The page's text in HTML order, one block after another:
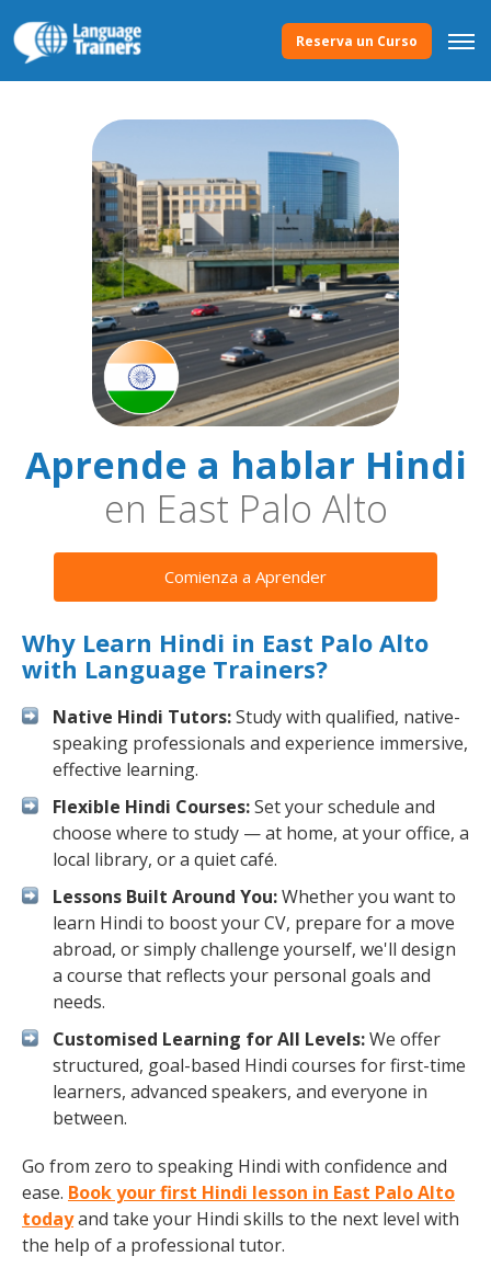
Reserva un Curso
Aprende a hablar Hindi
en East Palo Alto
Comienza a Aprender
Why Learn Hindi in East Palo Alto
with Language Trainers?
Native Hindi Tutors:Study with qualified, native-
speaking professionals and experience immersive,
effective learning.
Flexible Hindi Courses:Set your schedule and
choose where to study — at home, at your office, a
local library, or a quiet café.
Lessons Built Around You:Whether you want to
learn Hindi to boost your CV, prepare for a move
abroad, or simply challenge yourself, we'll design
a course that reflects your personal goals and
needs.
Customised Learning for All Levels:We offer
structured, goal-based Hindi courses for first-time
learners, advanced speakers, and everyone in
between.
Go from zero to speaking Hindi with confidence and
ease. Book your first Hindi lesson in East Palo Alto
todayand take your Hindi skills to the next level with
the help of a professional tutor.